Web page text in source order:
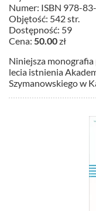
Numer: ISBN 978-
Objętość: 542 str.
Dostępność: 59
Cena: 50.00zł
Niniejsza monografia
lecia istnienia
Szymanowskiego w